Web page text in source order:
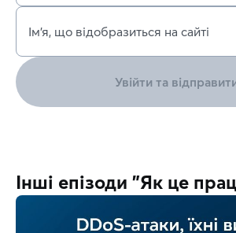
Ім’я, що відобразиться на сайті
Увійти та
Інші епізоди "Як це